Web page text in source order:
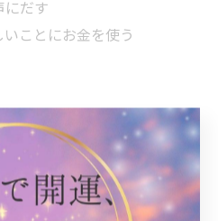
だす
ことにお金を使う